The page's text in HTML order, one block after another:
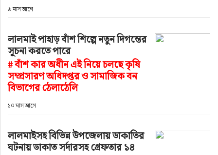
৯ মাস আগে
লালমাই পাহাড় বাঁশ শিল্পে নতুন দিগন্তের
সূচনা করতে পারে
# বাঁশ কার অধীন এই নিয়ে চলছে কৃষি
সম্প্রসারণ অধিদপ্তর ও সামাজিক বন
বিভাগের ঠেলাঠেলি
১০ মাস আগে
লালমাইসহ বিভিন্ন উপজেলায় ডাকাতির
ঘটনায় ডাকাত সর্দারসহ গ্রেফতার ১৪